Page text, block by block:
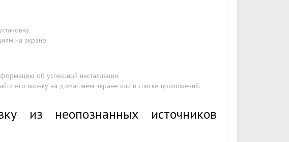
на экране.
об успешной инсталляции.
его иконку на домашнем экране или в списке приложений.
из неопознанных источников